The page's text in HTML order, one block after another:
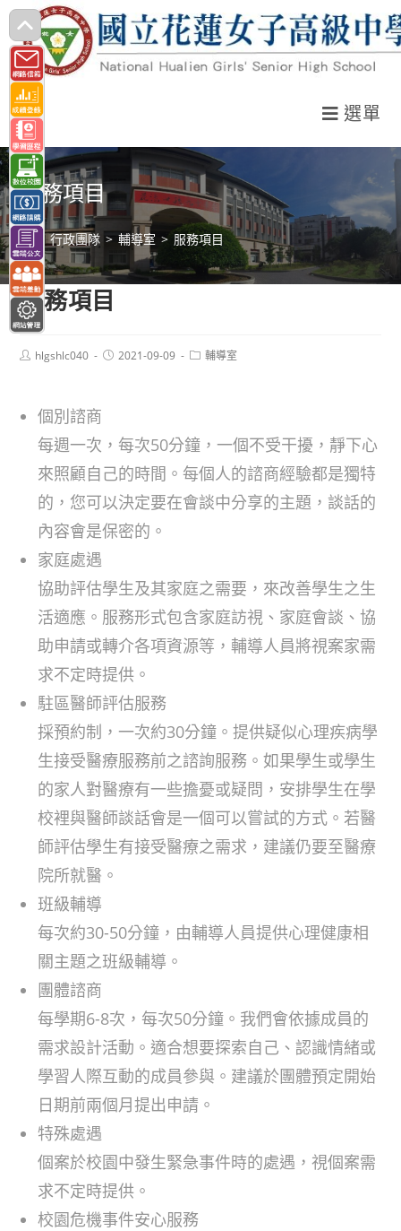
跳
轉
至
主
要
內
容
選單
服務項目
> 行政團隊 > 輔導室 > 服務項目
服務項目
Posthlgshlc040
Post2021-09-09
Post輔導室
個別諮商
每週一次，每次50分鐘，一個不受干擾，靜下心
來照顧自己的時間。每個人的諮商經驗都是獨特
的，您可以決定要在會談中分享的主題，談話的
內容會是保密的。
家庭處遇
協助評估學生及其家庭之需要，來改善學生之生
活適應。服務形式包含家庭訪視、家庭會談、協
助申請或轉介各項資源等，輔導人員將視案家需
求不定時提供。
駐區醫師評估服務
採預約制，一次約30分鐘。提供疑似心理疾病學
生接受醫療服務前之諮詢服務。如果學生或學生
的家人對醫療有一些擔憂或疑問，安排學生在學
校裡與醫師談話會是一個可以嘗試的方式。若醫
師評估學生有接受醫療之需求，建議仍要至醫療
院所就醫。
班級輔導
每次約30-50分鐘，由輔導人員提供心理健康相
關主題之班級輔導。
團體諮商
每學期6-8次，每次50分鐘。我們會依據成員的
需求設計活動。適合想要探索自己、認識情緒或
學習人際互動的成員參與。建議於團體預定開始
日期前兩個月提出申請。
特殊處遇
個案於校園中發生緊急事件時的處遇，視個案需
求不定時提供。
校園危機事件安心服務